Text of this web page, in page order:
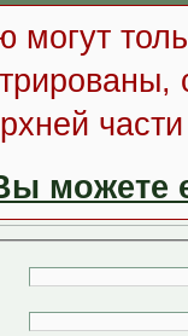
могут
можете